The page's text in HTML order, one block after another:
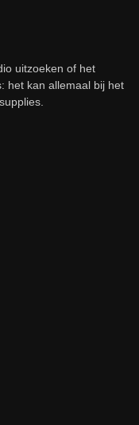
uitzoeken of het
het kan allemaal bij het